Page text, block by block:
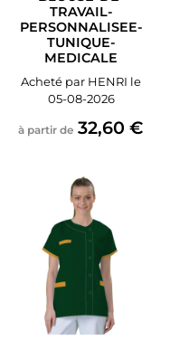
TRAVAIL-
PERSONNALISEE-
TUNIQUE-
MEDICALE
Acheté par HENRI le
05-08-2026
à partir de 32,60 €